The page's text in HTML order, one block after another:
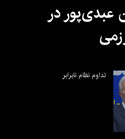
عبدی‌پور در
تداوم نظام نابرابر